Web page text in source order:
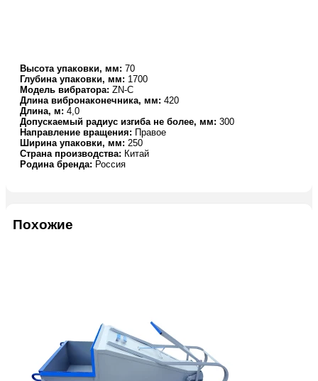
Высота упаковки, мм: 70
Глубина упаковки, мм: 1700
Модель вибратора: ZN-C
Длина вибронаконечника, мм: 420
Длина, м: 4,0
Допускаемый радиус изгиба не более, мм: 300
Направление вращения: Правое
Ширина упаковки, мм: 250
Страна производства: Китай
Родина бренда: Россия
Похожие